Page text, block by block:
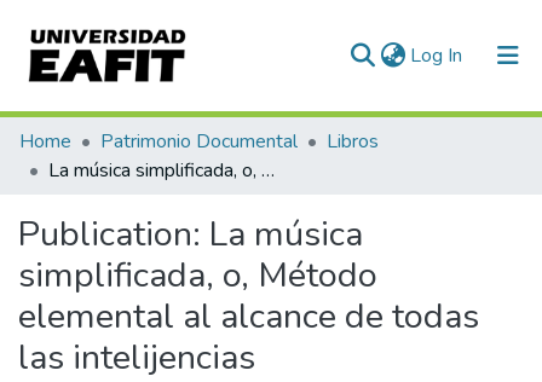
Log In (current)
Communities & Collections
All of DSpace
Statistics
Home Patrimonio Documental
Libros
La música simplificada, o, Método elemental al alcance de todas las intelijencias
Publication: La música
simplificada, o, Método
elemental al alcance de todas
las intelijencias